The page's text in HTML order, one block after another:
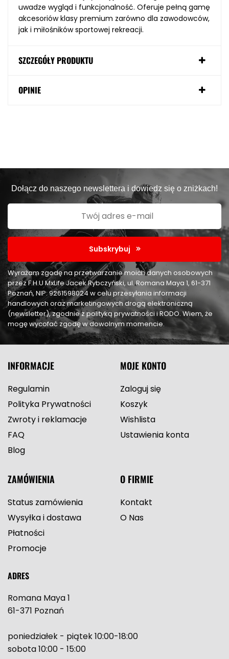
uwadze wygląd i funkcjonalność. Oferuje pełną gamę
akcesoriów klasy premium zarówno dla zawodowców,
jak i miłośników sportowej rekreacji.
SZCZEGÓŁY PRODUKTU
OPINIE
Dołącz do naszego newslettera i dowiedz się o zniżkach!
Subskrybuj
Wyrażam zgodę na przetwarzanie moich danych osobowych
przez F.H.U MxLife Jacek Rybczyński, ul. Romana Maya 1, 61-371
Poznań, NIP: 9261598024 w celu przesyłania informacji
handlowych oraz marketingowych drogą elektroniczną
(newsletter), zgodnie z polityką prywatności i RODO. Wiem, że
mogę wycofać zgodę w dowolnym momencie.
INFORMACJE
Regulamin
Polityka Prywatności
Zwroty i reklamacje
FAQ
Blog
MOJE KONTO
Zaloguj się
Koszyk
Wishlista
Ustawienia konta
ZAMÓWIENIA
Status zamówienia
Wysyłka i dostawa
Płatności
Promocje
O FIRMIE
Kontakt
O Nas
ADRES
Romana Maya 1
61-371 Poznań
poniedziałek - piątek 10:00-18:00
sobota 10:00 - 15:00